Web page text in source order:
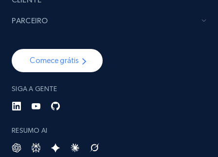
Comece grátis
SIGA A GENTE
RESUMO AI
PARCEIRO